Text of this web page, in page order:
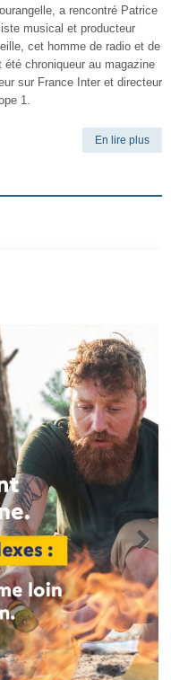
a rencontré Patrice
musical et producteur
cet homme de radio et de
chroniqueur au magazine
sur France Inter et directeur
1.
En lire plus